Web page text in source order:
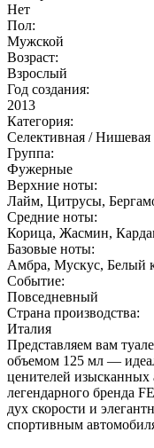
Нет
Пол:
Мужской
Возраст:
Взрослый
Год создания:
2013
Категория:
Селективная / Нишевая
Группа:
Фужерные
Верхние ноты:
Лайм, Цитрусы,
Средние ноты:
Корица, Жасмин,
Базовые ноты:
Амбра, Мускус, Белый
Событие:
Повседневный
Страна производства:
Италия
Представляем вам
объемом 125 мл —
ценителей
легендарного бренда
дух скорости и
спортивным